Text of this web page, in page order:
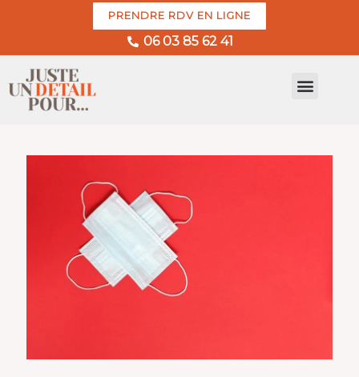
06 03 85 62 41
PRENDRE RDV EN LIGNE